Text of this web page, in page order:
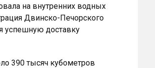
на внутренних водных
Двинско-Печорского
успешную доставку
390 тысяч кубометров